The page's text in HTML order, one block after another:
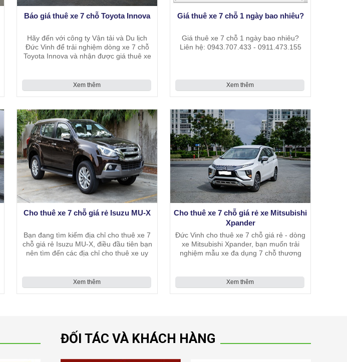
Báo giá thuê xe 7 chỗ Toyota Innova
Hãy đến với công ty Vận tải và Du lịch
Đức Vinh để trải nghiệm dòng xe 7 chỗ
Toyota Innova và nhận được giá thuê xe
Xem thêm
Giá thuê xe 7 chỗ 1 ngày bao nhiêu?
Giá thuê xe 7 chỗ 1 ngày bao nhiêu?
Liên hệ: 0943.707.433 - 0911.473.155
Xem thêm
Cho thuê xe 7 chỗ giá rẻ Isuzu MU-X
Bạn đang tìm kiếm địa chỉ cho thuê xe 7
chỗ giá rẻ Isuzu MU-X, điều đầu tiên bạn
nên tìm đến các địa chỉ cho thuê xe uy
Xem thêm
Cho thuê xe 7 chỗ giá rẻ xe Mitsubishi
Xpander
Đức Vinh cho thuê xe 7 chỗ giá rẻ - dòng
xe Mitsubishi Xpander, bạn muốn trải
nghiệm mẫu xe đa dụng 7 chỗ thương
khiến bạn thất
Xem thêm
ĐỐI TÁC VÀ KHÁCH HÀNG